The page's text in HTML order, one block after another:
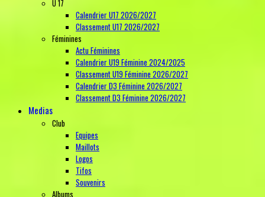
U 17
Calendrier U17 2026/2027
Classement U17 2026/2027
Féminines
Actu Féminines
Calendrier U19 Féminine 2024/2025
Classement U19 Féminine 2026/2027
Calendrier D3 Féminine 2026/2027
Classement D3 Féminine 2026/2027
Medias
Club
Equipes
Maillots
Logos
Tifos
Souvenirs
Albums